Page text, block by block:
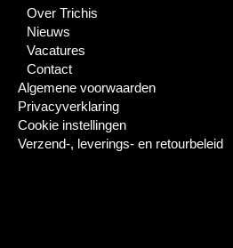
Over Trichis
Nieuws
Vacatures
Contact
Algemene voorwaarden
Privacyverklaring
Cookie instellingen
Verzend-, leverings- en retourbeleid